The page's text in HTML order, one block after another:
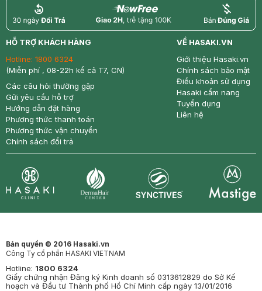
return nowfree price
HỖ TRỢ KHÁCH HÀNG
Hotline: 1800 6324
(Miễn phí , 08-22h kể cả T7, CN)
Các câu hỏi thường gặp
Gửi yêu cầu hỗ trợ
Hướng dẫn đặt hàng
Phương thức thanh toán
Phương thức vận chuyển
Chính sách đổi trả
VỀ HASAKI.VN
Giới thiệu Hasaki.vn
Chính sách bảo mật
Điều khoản sử dụng
Hasaki cẩm nang
Tuyển dụng
Liên hệ
Bản quyền © 2016 Hasaki.vn
Công Ty cổ phần HASAKI VIETNAM
Hotline: 1800 6324
Giấy chứng nhận Đăng ký Kinh doanh số 0313612829 do Sở Kế
hoạch và Đầu tư Thành phố Hồ Chí Minh cấp ngày 13/01/2016